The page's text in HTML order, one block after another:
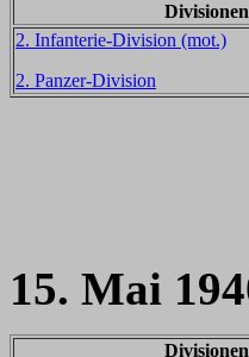
Divisionen
2. Infanterie-Division (mot.)
2. Panzer-Division
15. Mai
Divisionen